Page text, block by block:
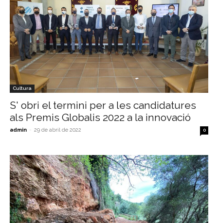
Cultura
S' obri el termini per a les candidatures
als Premis Globalis 2022 a la innovació
admin - 29 de abril de 2022 0